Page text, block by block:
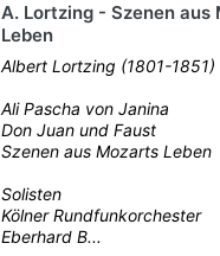
A. Lortzing - Szenen aus
Leben
Albert Lortzing (1801-1851)
Ali Pascha von Janina
Don Juan und Faust
Szenen aus Mozarts Leben
Solisten
Kölner Rundfunkorchester
Eberhard B...